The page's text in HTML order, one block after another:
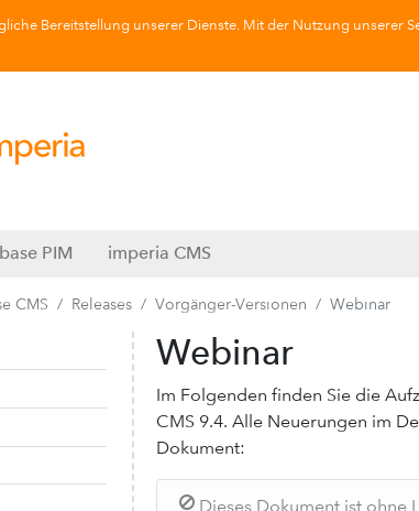
Bereitstellung unserer Dienste. Mit der Nutzung unserer
PIM imperia CMS
CMS Releases Vorgänger-Versionen Webinar
Webinar
Im Folgenden finden Sie die
CMS 9.4. Alle Neuerungen im
Dokument:
Dieses Dokument ist ohne